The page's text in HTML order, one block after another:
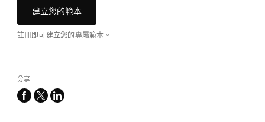
建立您的範本
註冊即可建立您的專屬範本。
分享
facebook
x-
linkedin